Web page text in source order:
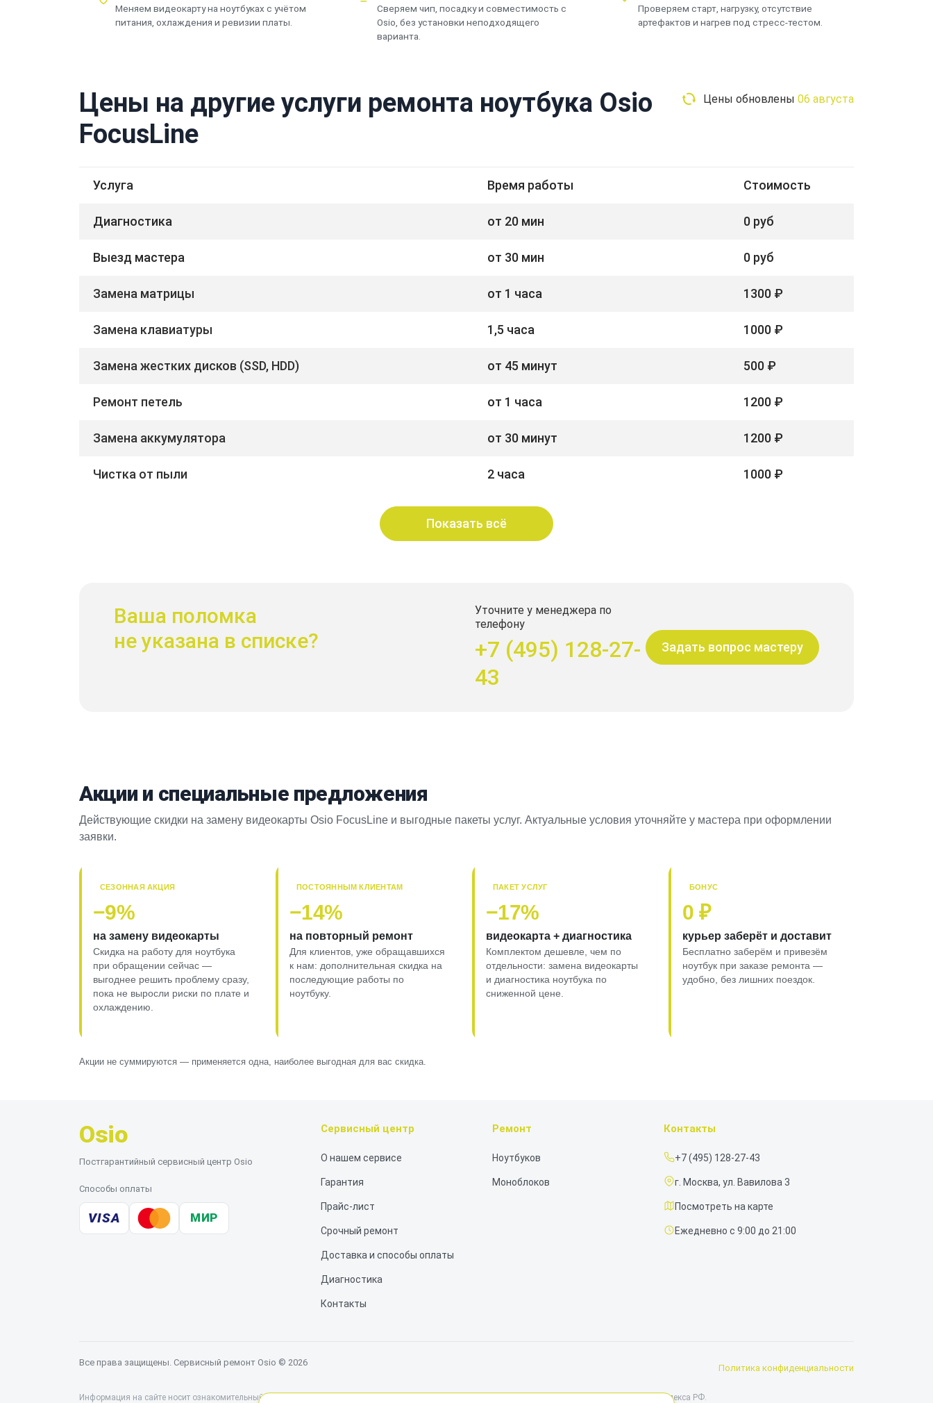
Меняем видеокарту на ноутбуках с учётом
питания, охлаждения и ревизии платы.
Сверяем чип, посадку и совместимость с
Osio, без установки неподходящего
варианта.
Проверяем старт, нагрузку, отсутствие
артефактов и нагрев под стресс-тестом.
Цены на другие услуги ремонта ноутбука Osio
FocusLine
Цены обновлены 06 августа
Услуга Время работы Стоимость
Диагностика от 20 мин 0 руб
Выезд мастера от 30 мин 0 руб
Замена матрицы от 1 часа 1300 ₽
Замена клавиатуры 1,5 часа 1000 ₽
Замена жестких дисков (SSD, HDD) от 45 минут 500 ₽
Ремонт петель от 1 часа 1200 ₽
Замена аккумулятора от 30 минут 1200 ₽
Чистка от пыли 2 часа 1000 ₽
Показать всё
Ваша поломка
не указана в списке?
Уточните у менеджера по
телефону
+7 (495) 128-27-
43
Задать вопрос мастеру
Акции и специальные предложения
Действующие скидки на замену видеокарты Osio FocusLine и выгодные пакеты услуг. Актуальные условия уточняйте у мастера при оформлении
заявки.
СЕЗОННАЯ АКЦИЯ
−9%
на замену видеокарты
Скидка на работу для ноутбука
при обращении сейчас —
выгоднее решить проблему сразу,
пока не выросли риски по плате и
охлаждению.
ПОСТОЯННЫМ КЛИЕНТАМ
−14%
на повторный ремонт
Для клиентов, уже обращавшихся
к нам: дополнительная скидка на
последующие работы по
ноутбуку.
ПАКЕТ УСЛУГ
−17%
видеокарта + диагностика
Комплектом дешевле, чем по
отдельности: замена видеокарты
и диагностика ноутбука по
сниженной цене.
БОНУС
0 ₽
курьер заберёт и доставит
Бесплатно заберём и привезём
ноутбук при заказе ремонта —
удобно, без лишних поездок.
Акции не суммируются — применяется одна, наиболее выгодная для вас скидка.
Osio
Постгарантийный сервисный центр Osio
Способы оплаты
VISA МИР
Сервисный центр
О нашем сервисе
Гарантия
Прайс-лист
Срочный ремонт
Доставка и способы оплаты
Диагностика
Контакты
Ремонт
Ноутбуков
Моноблоков
Контакты
+7 (495) 128-27-43
г. Москва, ул. Вавилова 3
Посмотреть на карте
Ежедневно с 9:00 до 21:00
Все права защищены. Сервисный ремонт Osio © 2026
Политика конфиденциальности
Информация на сайте носит ознакомительный характер и не является публичной офертой, определяемой положениями статьи 437 Гражданского кодекса РФ.